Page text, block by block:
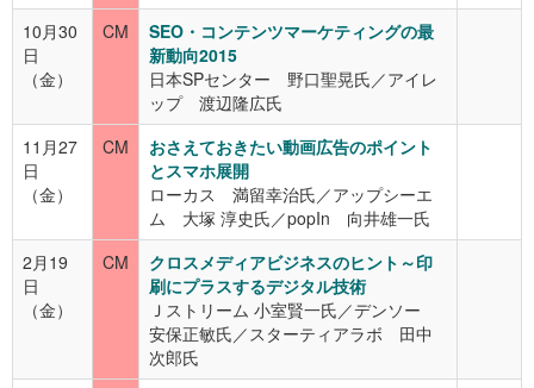
10月30
日
（金）
CM
SEO・コンテンツマーケティングの最
新動向2015
日本SPセンター 野口聖晃氏／アイレ
ップ 渡辺隆広氏
11月27
日
（金）
CM
おさえておきたい動画広告のポイント
とスマホ展開
ローカス 満留幸治氏／アップシーエ
ム 大塚 淳史氏／popIn 向井雄一氏
2月19
日
（金）
CM
クロスメディアビジネスのヒント～印
刷にプラスするデジタル技術
Ｊストリーム 小室賢一氏／デンソー
安保正敏氏／スターティアラボ 田中
次郎氏